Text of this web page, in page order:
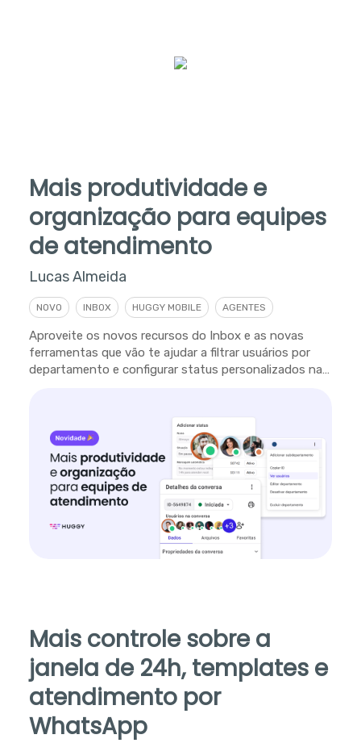
Mais produtividade e
organização para equipes
de atendimento
Lucas Almeida
NOVO INBOX HUGGY MOBILE AGENTES
Aproveite os novos recursos do Inbox e as novas
ferramentas que vão te ajudar a filtrar usuários por
departamento e configurar status personalizados na
Mais controle sobre a
janela de 24h, templates e
atendimento por
WhatsApp